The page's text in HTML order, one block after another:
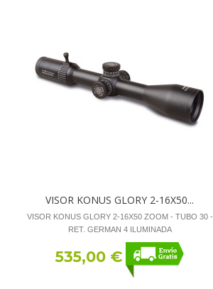
VISOR KONUS GLORY 2-16X50...
VISOR KONUS GLORY 2-16X50 ZOOM - TUBO 30 -
RET. GERMAN 4 ILUMINADA
535,00 €